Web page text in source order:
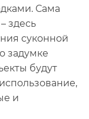
Сама
здесь
суконной
задумке
будут
и